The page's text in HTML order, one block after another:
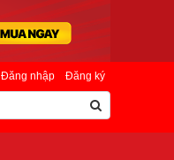
Đăng nhập Đăng ký